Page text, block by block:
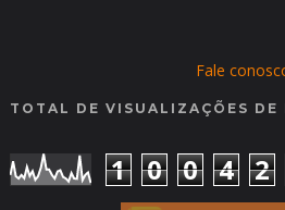
Fale
TOTAL DE VISUALIZAÇÕES DE
1 0 0 4 2